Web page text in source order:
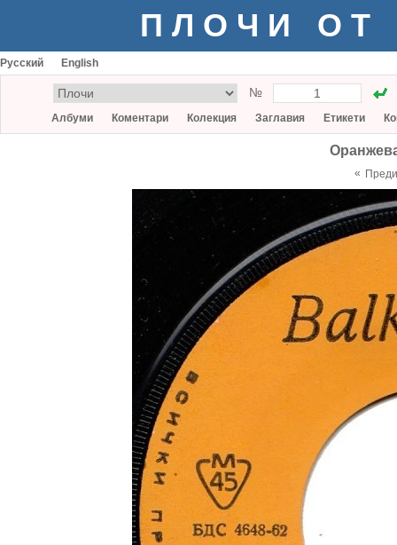
ПЛОЧИ ОТ
Русский English
№
Албуми Коментари Колекция Заглавия Етикети
«